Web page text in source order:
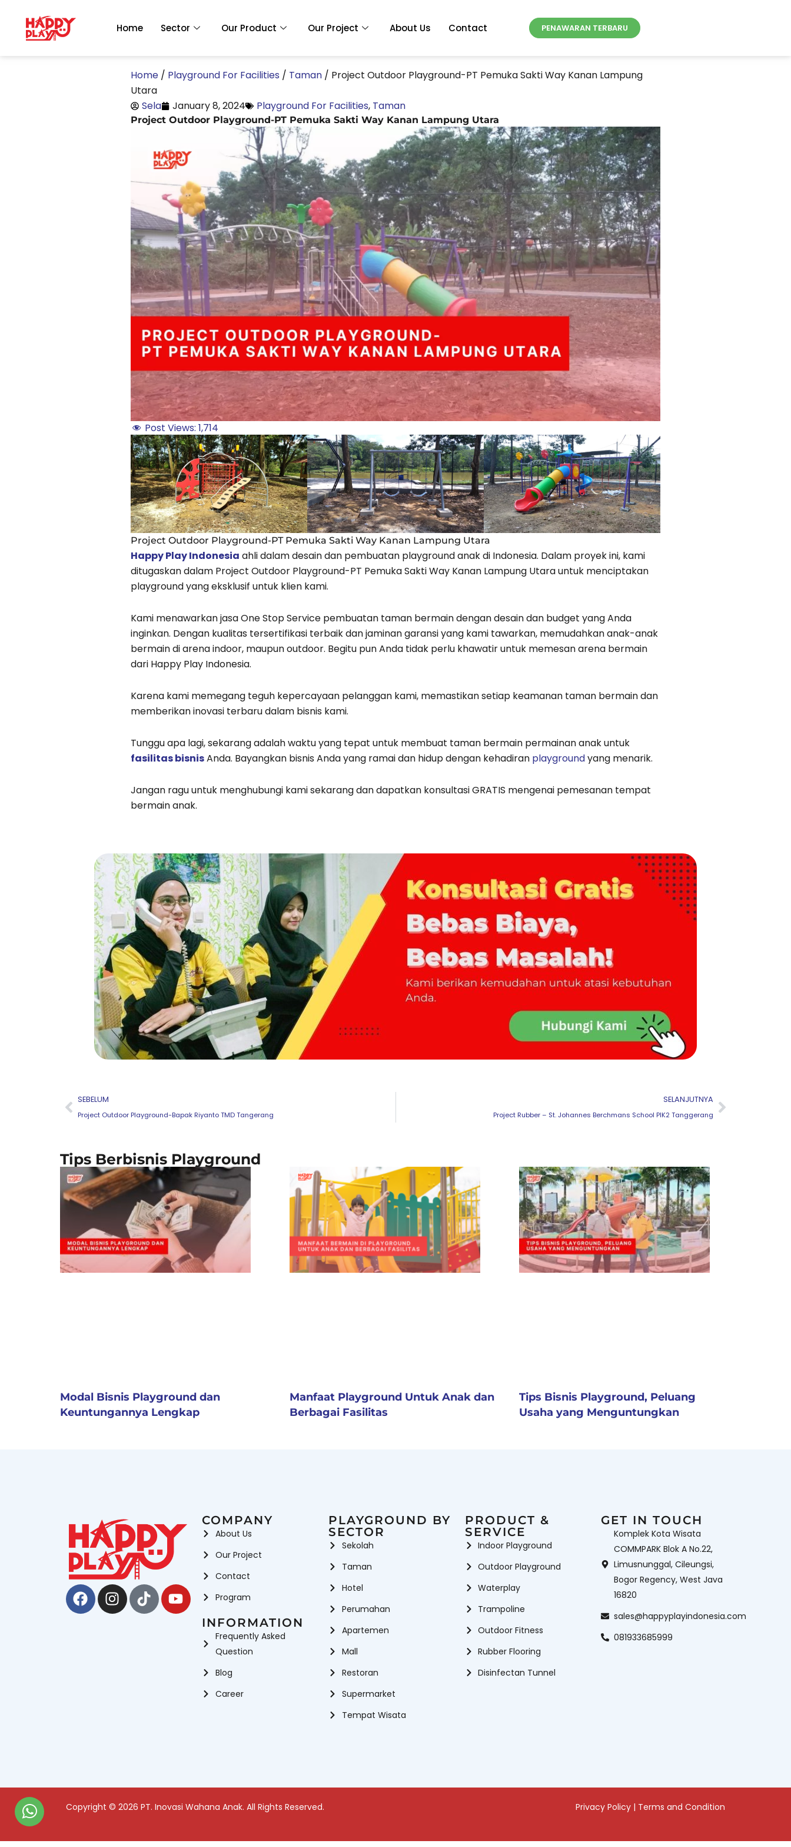
content
Home Sector Our Product Our Project About Us Contact PENAWARAN TERBARU
Home / Playground For Facilities / Taman / Project Outdoor Playground-PT Pemuka Sakti Way Kanan Lampung
Utara
Sela
January 8, 2024 Playground For Facilities, Taman
Project Outdoor Playground-PT Pemuka Sakti Way Kanan Lampung Utara
Post Views: 1,714
Project Outdoor Playground-PT Pemuka Sakti Way Kanan Lampung Utara
Happy Play Indonesia ahli dalam desain dan pembuatan playground anak di Indonesia. Dalam proyek ini, kami
ditugaskan dalam Project Outdoor Playground-PT Pemuka Sakti Way Kanan Lampung Utara untuk menciptakan
playground yang eksklusif untuk klien kami.
Kami menawarkan jasa One Stop Service pembuatan taman bermain dengan desain dan budget yang Anda
inginkan. Dengan kualitas tersertifikasi terbaik dan jaminan garansi yang kami tawarkan, memudahkan anak-anak
bermain di arena indoor, maupun outdoor. Begitu pun Anda tidak perlu khawatir untuk memesan arena bermain
dari Happy Play Indonesia.
Karena kami memegang teguh kepercayaan pelanggan kami, memastikan setiap keamanan taman bermain dan
memberikan inovasi terbaru dalam bisnis kami.
Tunggu apa lagi, sekarang adalah waktu yang tepat untuk membuat taman bermain permainan anak untuk
fasilitas bisnisAnda. Bayangkan bisnis Anda yang ramai dan hidup dengan kehadiran playgroundyang menarik.
Jangan ragu untuk menghubungi kami sekarang dan dapatkan konsultasi GRATIS mengenai pemesanan tempat
bermain anak.
Prev
SEBELUM
Project Outdoor Playground-Bapak Riyanto TMD Tangerang
SELANJUTNYA
Project Rubber – St. Johannes Berchmans School PIK2 Tanggerang
Next
Tips Berbisnis Playground
Modal Bisnis Playground dan
Keuntungannya Lengkap
Manfaat Playground Untuk Anak dan
Berbagai Fasilitas
Tips Bisnis Playground, Peluang
Usaha yang Menguntungkan
Facebook
Instagram
TiktokYoutube
COMPANY
About Us
Our Project
Contact
Program
INFORMATION
Frequently Asked
Question
Blog
Career
PLAYGROUND BY
SECTOR
Sekolah
Taman
Hotel
Perumahan
Apartemen
Mall
Restoran
Supermarket
Tempat Wisata
PRODUCT &
SERVICE
Indoor Playground
Outdoor Playground
Waterplay
Trampoline
Outdoor Fitness
Rubber Flooring
Disinfectan Tunnel
GET IN TOUCH
Komplek Kota Wisata
COMMPARK Blok A No.22,
Limusnunggal, Cileungsi,
Bogor Regency, West Java
16820
sales@happyplayindonesia.com
081933685999
Copyright © 2026 PT. Inovasi Wahana Anak. All Rights Reserved. Privacy Policy | Terms and Condition